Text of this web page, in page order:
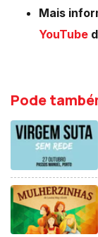
Mais
YouTube
Pode